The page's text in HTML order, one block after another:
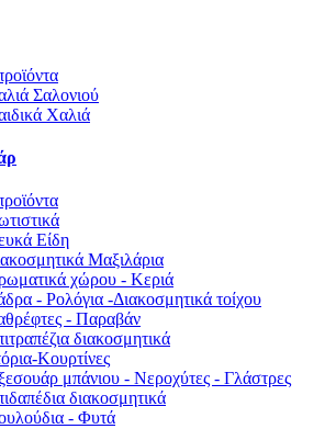
Σαλονιού
Χαλιά
Είδη
Μαξιλάρια
χώρου - Κεριά
- Ρολόγια -Διακοσμητικά τοίχου
- Παραβάν
διακοσμητικά
Κουρτίνες
μπάνιου - Νεροχύτες - Γλάστρες
διακοσμητικά
- Φυτά